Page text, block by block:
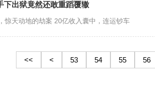
下出狱竟然还敢重蹈覆辙
惊天动地的劫案 20亿收入囊中，连运钞车
<< < 53 54 55 56